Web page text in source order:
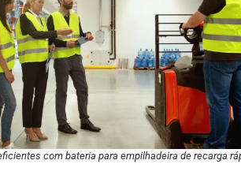
com bateria para empilhadeira de recarga